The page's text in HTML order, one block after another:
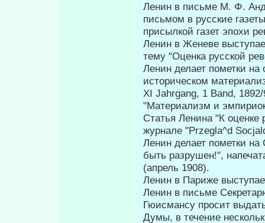
Ленин в письме Μ. Φ.
письмом в русские
присылкой газет эпохи
Ленин в Женеве
тему "Оценка русской
Ленин делает пометки
историческом
XI Jahrgang, 1 Band,
"Материализм и
Статья Ленина "К оценке
журнале "Przegla^d
Ленин делает пометки
быть раз­рушен!",
(апрель 1908).
Ленин в Париже
Ленин в письме
Гюисмансу просит
Думы, в течение